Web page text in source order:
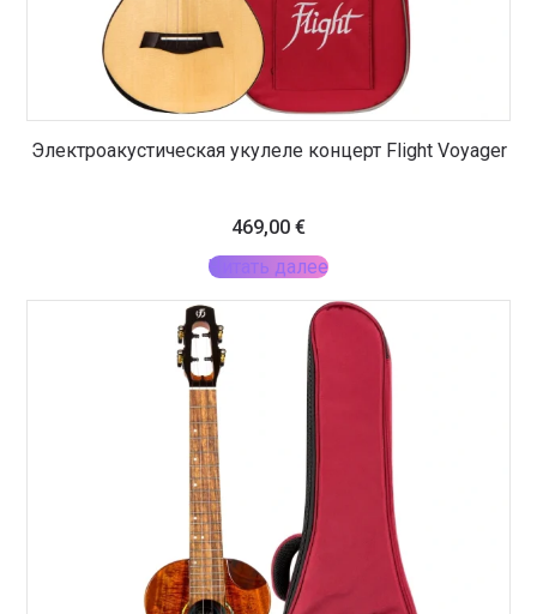
Электроакустическая укулеле концерт Flight Voyager
469,00 €
Читать далее